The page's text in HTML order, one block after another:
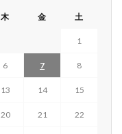
木 金 土
1
6 7 8
13 14 15
20 21 22